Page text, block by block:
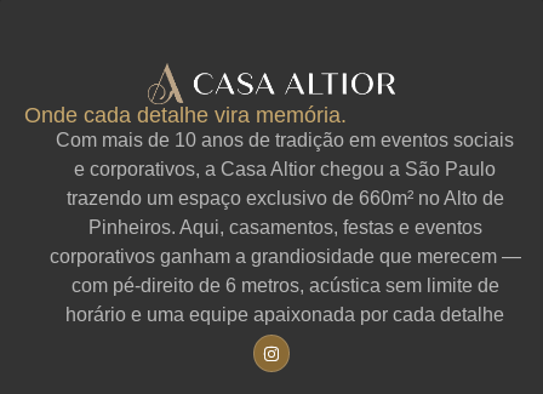
Onde cada detalhe vira memória.
Com mais de 10 anos de tradição em eventos sociais
e corporativos, a Casa Altior chegou a São Paulo
trazendo um espaço exclusivo de 660m² no Alto de
Pinheiros. Aqui, casamentos, festas e eventos
corporativos ganham a grandiosidade que merecem —
com pé-direito de 6 metros, acústica sem limite de
horário e uma equipe apaixonada por cada detalhe